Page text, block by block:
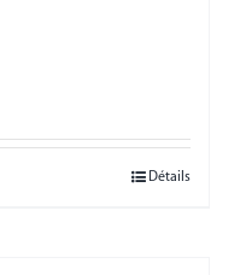
Détails